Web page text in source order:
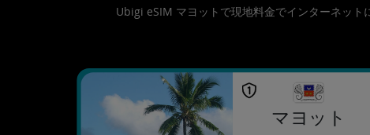
Ubigi eSIM マヨットで現地料金でインターネッ
マヨット